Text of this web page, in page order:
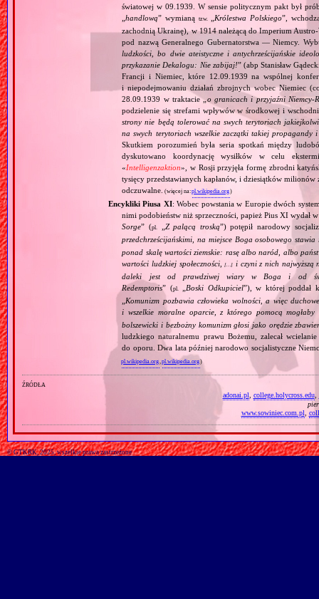
światowej w 09.1939. W sensie politycznym pakt był
„handlową” wymianą tzw. Królestwa Polskiego”,
zachodnią Ukrainę), w 1914 należącą do Imperium
pod nazwą Generalnego Gubernatorstwa — Niemcy.
ludzkości, bo dwie ateistyczne i antychrześcijańskie
przykazanie Dekalogu: Nie zabijaj!” (abp Stanisław
Francji i Niemiec, które 12.09.1939 na wspólnej
i niepodejmowaniu działań zbrojnych wobec Niemiec
28.09.1939 w traktacie „ o granicach i przyjaźni
podzielenie się strefami wpływów w środkowej i
strony nie będą tolerować na swych terytoriach
na swych terytoriach wszelkie zaczątki takiej
Skutkiem porozumień była seria spotkań między
dyskutowano koordynację wysiłków w celu
«Intelligenzaktion», w Rosji przyjęła formę zbrodni
tysięcy przedstawianych kapłanów, i dziesiątków
odczuwalne. (więcej na:pl.wikipedia.org)
Encykliki Piusa XI: Wobec powstania w Europie dwóch
nimi podobieństw niż sprzeczności, papież Pius XI
Sorge” (pl. Z palącą troską”) potępił narodowy
przedchrześcijańskimi, na miejsce Boga osobowego
ponad skalę wartości ziemskie: rasę albo naród, albo
wartości ludzkiej społeczności,[…] i czyni z nich najwyższą
daleki jest od prawdziwej wiary w Boga i od
Redemptoris” (pl. Boski Odkupiciel”), w której poddał
Komunizm pozbawia człowieka wolności, a więc
i wszelkie moralne oparcie, z którego pomocą
bolszewicki i bezbożny komunizm głosi jako orędzie
ludzkiego naturalnemu prawu Bożemu, zalecał
do oporu. Dwa lata później narodowo socjalistyczne
pl.wikipedia.org ,pl.wikipedia.org)
źródła
adonai.pl college.holycross.edu,
www.sowiniec.com.pl
© GTKRK, 2025, wszelkie prawa zastrzeżone